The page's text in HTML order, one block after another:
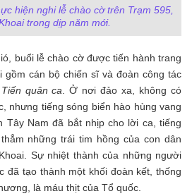
hiện nghi lễ chào cờ trên Trạm 595,
trong dịp năm mới.
buổi lễ chào cờ được tiến hành trang
gồm cán bộ chiến sĩ và đoàn công tác
Tiến quân ca . Ở nơi đảo xa, không có
nhưng tiếng sóng biển hào hùng vang
Tây Nam đã bắt nhịp cho lời ca, tiếng
những trái tim hồng của con dân
Sự nhiệt thành của những người
đã tạo thành một khối đoàn kết, thống
là máu thịt của Tổ quốc.